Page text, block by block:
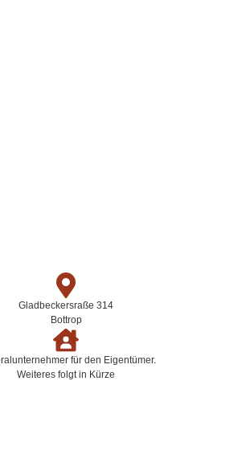
Gladbeckersraße 314
Bottrop
für den Eigentümer.
Weiteres folgt in Kürze